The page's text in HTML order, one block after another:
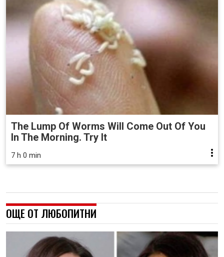
The Lump Of Worms Will Come Out Of You
In The Morning. Try It
7 h 0 min
ОЩЕ ОТ ЛЮБОПИТНИ